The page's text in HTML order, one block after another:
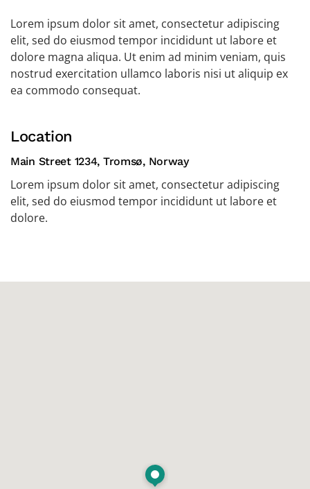
Lorem ipsum dolor sit amet, consectetur adipiscing
elit, sed do eiusmod tempor incididunt ut labore et
dolore magna aliqua. Ut enim ad minim veniam, quis
nostrud exercitation ullamco laboris nisi ut aliquip ex
ea commodo consequat.
Location
Main Street 1234, Tromsø, Norway
Lorem ipsum dolor sit amet, consectetur adipiscing
elit, sed do eiusmod tempor incididunt ut labore et
dolore.